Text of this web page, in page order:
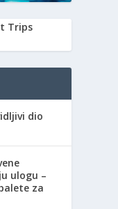
Trips
dio
ulogu –
za